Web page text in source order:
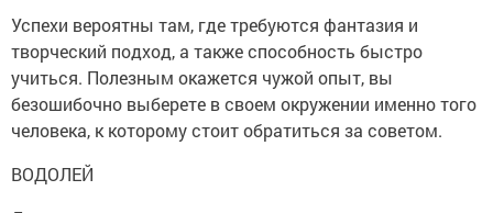
Успехи вероятны там, где требуются фантазия и
творческий подход, а также способность быстро
учиться. Полезным окажется чужой опыт, вы
безошибочно выберете в своем окружении именно того
человека, к которому стоит обратиться за советом.
ВОДОЛЕЙ